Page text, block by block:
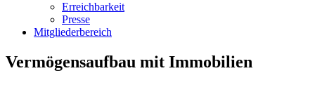
Erreichbarkeit
Presse
Mitgliederbereich
Vermögensaufbau mit Immobilien